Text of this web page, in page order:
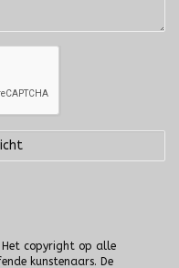
Het copyright op alle
kunstenaars. De